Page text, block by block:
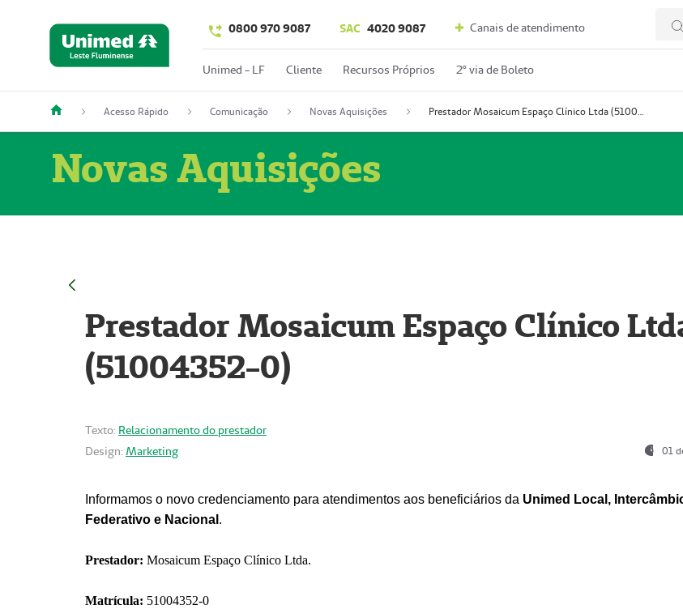
0800 970 9087 SAC 4020 9087 Canais de atendimento
Unimed - LF Cliente Recursos Próprios 2º via de Boleto
Acesso Rápido Comunicação Novas Aquisições Prestador Mosaicum Espaço Clínico Ltda (51004352-0)
Novas Aquisições
Prestador Mosaicum Espaço Clínico
(51004352-0)
Texto: Relacionamento do prestador
Design: Marketing 01
Informamos o novo credenciamento para atendimentos aos beneficiários da Unimed Local,
Federativo e Nacional .
Prestador: Mosaicum Espaço Clínico Ltda.
Matrícula: 51004352-0